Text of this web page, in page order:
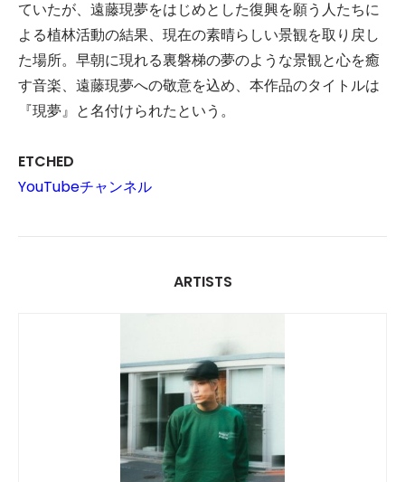
ていたが、遠藤現夢をはじめとした復興を願う人たちに
よる植林活動の結果、現在の素晴らしい景観を取り戻し
た場所。早朝に現れる裏磐梯の夢のような景観と心を癒
す音楽、遠藤現夢への敬意を込め、本作品のタイトルは
『現夢』と名付けられたという。
ETCHED
YouTubeチャンネル
ARTISTS